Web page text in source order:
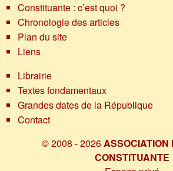
Constituante : c’est quoi ?
Chronologie des articles
Plan du site
Liens
Librairie
Textes fondamentaux
Grandes dates de la République
Contact
© 2008 - 2026ASSOCIATION
CONSTITUANTE